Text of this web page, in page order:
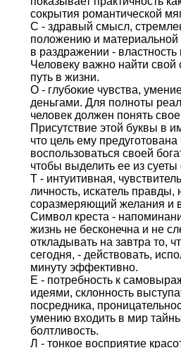
сокрытия романтической
С - здравый смысл,
положению и материальной
в раздражении - властность
Человеку важно найти свой
путь в жизни.
О - глубокие чувства,
деньгами. Для полноты
человек должен понять
Присутствие этой буквы в
что цель ему
воспользоваться своей
чтобы выделить ее из
Т - интуитивная,
личность, искатель правды,
соразмеряющий желания и
Символ креста -
жизнь не бесконечна и не
откладывать на завтра то,
сегодня, - действовать,
минуту эффективно.
Е - потребность к
идеями, склонность
посредника,
умению входить в мир
болтливость.
Л - тонкое восприятие